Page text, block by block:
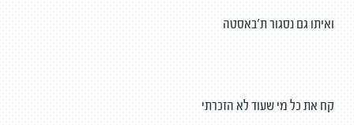
ואיתו גם נסגור ת'באסטה
קח את כל מי שעוד לא הזכרתי